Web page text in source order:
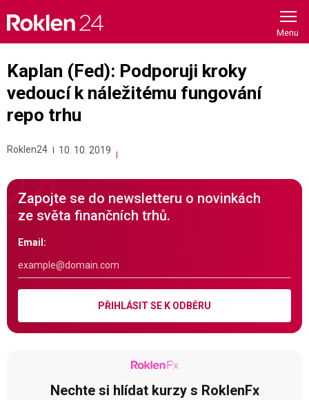
content
Kaplan (Fed): Podporuji kroky
vedoucí k náležitému fungování
repo trhu
Roklen24 10. 10. 2019
Zapojte se do newsletteru o novinkách
ze světa finančních trhů.
Email:
PŘIHLÁSIT SE K ODBĚRU
Nechte si hlídat kurzy s RoklenFx